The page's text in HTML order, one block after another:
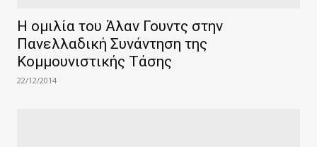
Η ομιλία του Άλαν Γουντς στην
Πανελλαδική Συνάντηση της
Κομμουνιστικής Τάσης
22/12/2014